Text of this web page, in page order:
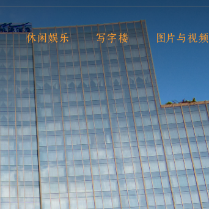
休闲娱乐 写字楼 图片与视频